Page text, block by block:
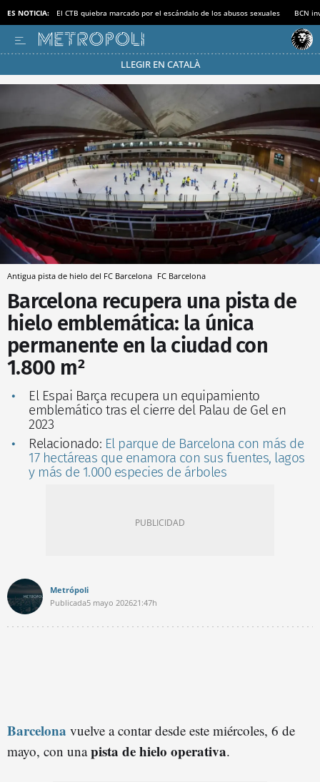
ES NOTICIA: El CTB quiebra marcado por el escándalo de los abusos sexuales BCN
LLEGIR EN CATALÀ
Pásate al MODO AHORRO
Antigua pista de hielo del FC Barcelona FC Barcelona
Barcelona recupera una pista de
hielo emblemática: la única
permanente en la ciudad con
1.800 m²
El Espai Barça recupera un equipamiento
emblemático tras el cierre del Palau de Gel en
2023
Relacionado: El parque de Barcelona con más de
17 hectáreas que enamora con sus fuentes, lagos
y más de 1.000 especies de árboles
Metrópoli
Publicada5 mayo 202621:47h
Barcelona vuelve a contar desde este miércoles, 6 de
mayo, con unapista de hielo operativa.